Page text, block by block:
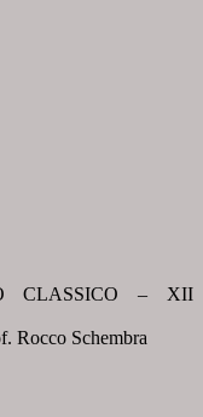
CLASSICO – XII
Schembra